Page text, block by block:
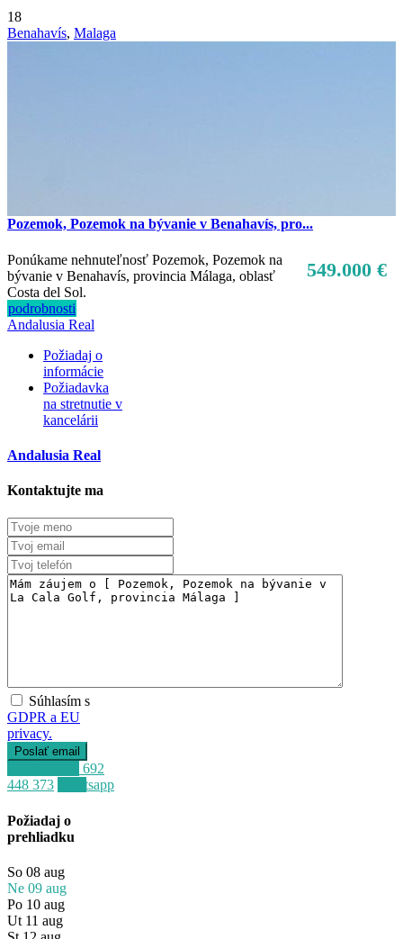
Predaj
Mimo trhu
Predaj
Dostupné
18
Benahavís, Malaga
Pozemok, Pozemok na bývanie v Benahavís, pro...
549.000 €
Ponúkame nehnuteľnosť Pozemok, Pozemok na
bývanie v Benahavís, provincia Málaga, oblasť
Costa del Sol.
podrobnosti
Andalusia Real
Požiadaj o
informácie
Požiadavka
na stretnutie v
kancelárii
Andalusia Real
Kontaktujte ma
Súhlasím s
GDPR a EU
privacy.
+34 692
448 373
Whatsapp
Požiadaj o
prehliadku
So 08 aug
Ne 09 aug
Po 10 aug
Ut 11 aug